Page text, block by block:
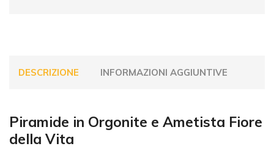
DESCRIZIONE INFORMAZIONI AGGIUNTIVE
Piramide in Orgonite e Ametista Fiore
della Vita